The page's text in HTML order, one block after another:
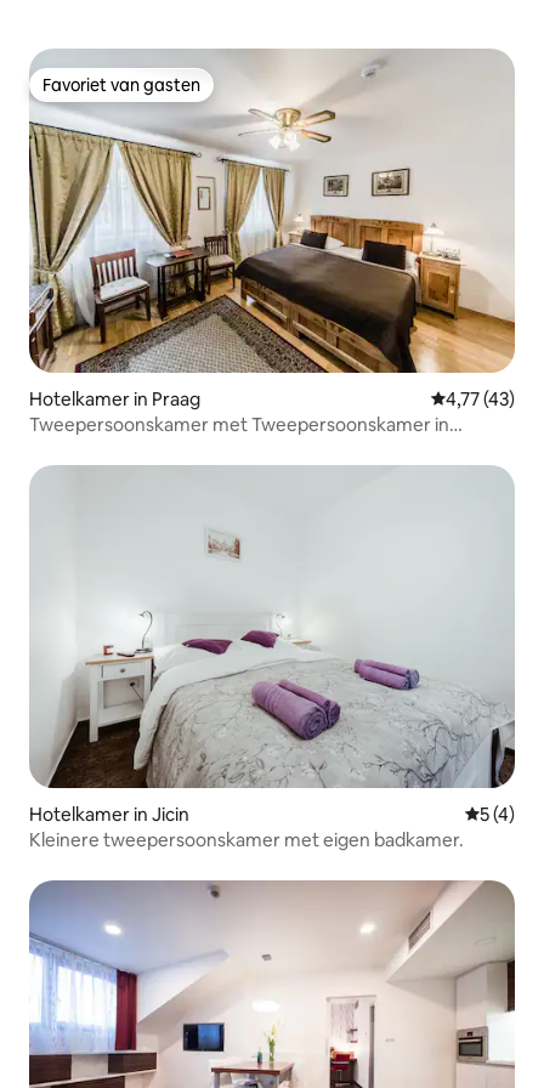
Favoriet van gasten
Favoriet van gasten
Hotelkamer in Praag Gemiddelde
4,77 (43)
Tweepersoonskamer met Tweepersoonskamer in
Hotelkamer in Jicin
5 (4)
Kleinere tweepersoonskamer met eigen badkamer.